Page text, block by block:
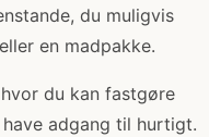
du muligvis
en madpakke.
du kan fastgøre
adgang til hurtigt.